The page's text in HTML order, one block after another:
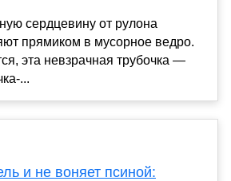
сердцевину от рулона
прямиком в мусорное ведро.
эта невзрачная трубочка —
...
и не воняет псиной: